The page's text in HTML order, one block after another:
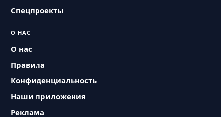
Спецпроекты
О НАС
О нас
Правила
Конфиденциальность
Наши приложения
Реклама